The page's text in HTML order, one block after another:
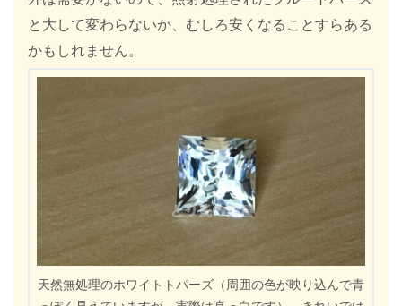
と大して変わらないか、むしろ安くなることすらある
かもしれません。
天然無処理のホワイトトパーズ（周囲の色が映り込んで青